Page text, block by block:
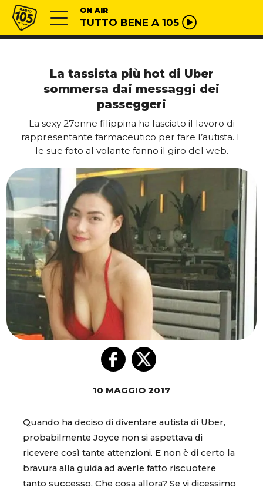
Vai al contenuto
Radio 105 ON AIR
TUTTO BENE A 105
La tassista più hot di Uber
sommersa dai messaggi dei
passeggeri
La sexy 27enne filippina ha lasciato il lavoro di
rappresentante farmaceutico per fare l’autista. E
le sue foto al volante fanno il giro del web.
10 MAGGIO 2017
Quando ha deciso di diventare autista di Uber,
probabilmente Joyce non si aspettava di
ricevere così tante attenzioni. E non è di certo la
bravura alla guida ad averle fatto riscuotere
tanto successo. Che cosa allora? Se vi dicessimo